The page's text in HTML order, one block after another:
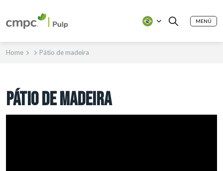
MENÚ
Home Pátio de madeira
PÁTIO DE MADEIRA